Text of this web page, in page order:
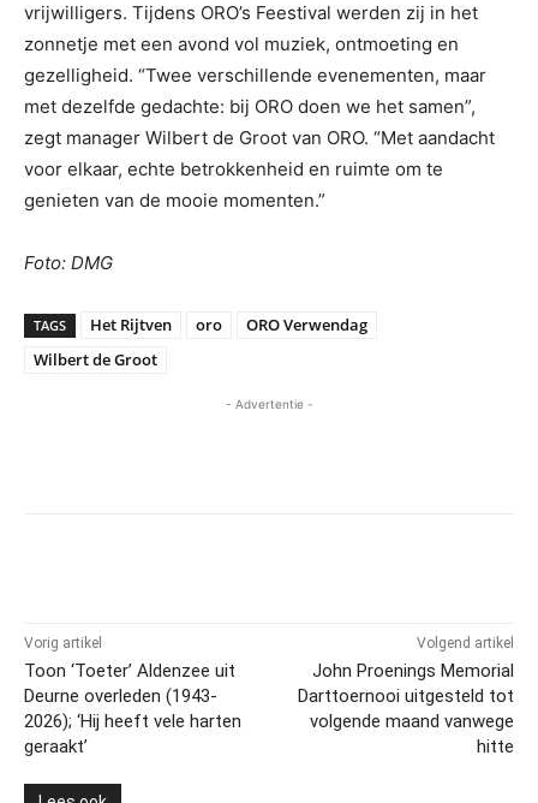
vrijwilligers. Tijdens ORO’s Feestival werden zij in het
zonnetje met een avond vol muziek, ontmoeting en
gezelligheid. “Twee verschillende evenementen, maar
met dezelfde gedachte: bij ORO doen we het samen”,
zegt manager Wilbert de Groot van ORO. “Met aandacht
voor elkaar, echte betrokkenheid en ruimte om te
genieten van de mooie momenten.”
Foto: DMG
TAGS Het Rijtven oro
ORO Verwendag
Wilbert de Groot
- Advertentie -
Vorig artikel
Toon ‘Toeter’ Aldenzee uit
Deurne overleden (1943-
2026); ‘Hij heeft vele harten
geraakt’
Volgend artikel
John Proenings Memorial
Darttoernooi uitgesteld tot
volgende maand vanwege
hitte